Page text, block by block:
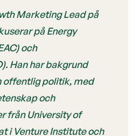
Marketing Lead på
på Energy
och
Han har bakgrund
offentlig politik, med
och
från University of
i Venture Institute och